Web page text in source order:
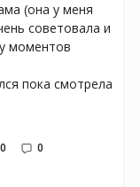
(она у меня
советовала и
моментов
пока смотрела
0 0